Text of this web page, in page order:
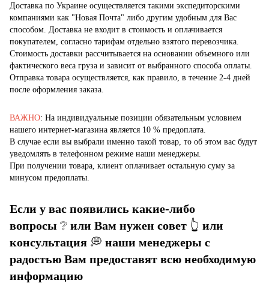
Доставка по Украине осуществляется такими экспедиторскими
компаниями как "Новая Почта" либо другим удобным для Вас
способом. Доставка не входит в стоимость и оплачивается
покупателем, согласно тарифам отдельно взятого перевозчика.
Стоимость доставки рассчитывается на основании объемного или
фактического веса груза и зависит от выбранного способа оплаты.
Отправка товара осуществляется, как правило, в течение 2-4 дней
после оформления заказа.
ВАЖНО: На индивидуальные позиции обязательным условием
нашего интернет-магазина является 10 % предоплата.
В случае если вы выбрали именно такой товар, то об этом вас будут
уведомлять в телефонном режиме наши менеджеры.
При получении товара, клиент оплачивает остальную суму за
минусом предоплаты.
Если у вас появились какие-либо
вопросы ❔ или Вам нужен совет 👆 или
консультация 💭 наши менеджеры с
радостью Вам предоставят всю необходимую
информацию